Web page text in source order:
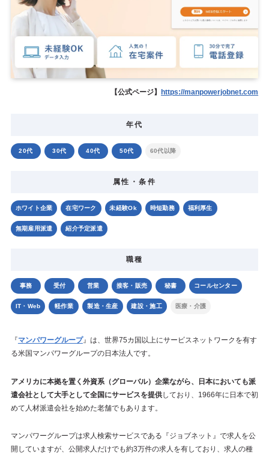
【公式ページ】 https://manpowerjobnet.com
年代
20代 30代 40代 50代 60代以降
属性・条件
ホワイト企業 在宅ワーク 未経験Ok 時短勤務 福利厚生
無期雇用派遣 紹介予定派遣
職種
事務 受付 営業 接客・販売 秘書 コールセンター
IT・Web 軽作業 製造・生産 建設・施工 医療・介護
『マンパワーグループ』は、世界75カ国以上にサービスネットワークを有す
る米国マンパワーグループの日本法人です。
アメリカに本拠を置く外資系（グローバル）企業ながら、日本においても派
遣会社として大手として全国にサービスを提供しており、1966年に日本で初
めて人材派遣会社を始めた老舗でもあります。
マンパワーグループは求人検索サービスである『ジョブネット』で求人を公
開していますが、公開求人だけでも約3万件の求人を有しており、求人の種